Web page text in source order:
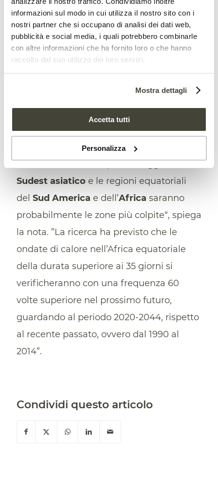
informazioni sul modo in cui utilizza il nostro sito con i
nostri partner che si occupano di analisi dei dati web,
pubblicità e social media, i quali potrebbero combinarle
con altre informazioni che ha fornito loro o che hanno
raccolto dal suo utilizzo dei loro servizi.
Mostra dettagli
Accetta tutti
Personalizza
analizzate. Tra queste la tendenza delle
stagioni e dei luoghi che attualmente
presentano unaminore variabilità
meteorologicaad andare incontro ai
cambiamenti più significativi.
, dove le
meno variabili rispetto a quelle delle aree
temperate, ad esempio, le ondate di
caldo avranno un impatto maggiore. “Il
Sudest asiaticoe le regioni equatoriali
del Sud America e dell’Africa saranno
probabilmente le zone più colpite“, spiega
la nota. ”La ricerca ha previsto che le
ondate di calore nell’Africa equatoriale
della durata superiore ai 35 giorni si
verificheranno con una frequenza 60
volte superiore nel prossimo futuro,
guardando al periodo 2020-2044, rispetto
al recente passato, ovvero dal 1990 al
2014”.
Condividi questo articolo